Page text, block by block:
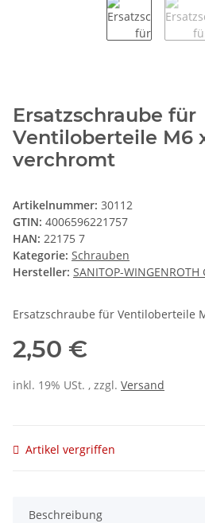
Ersatzschraube für
Ventiloberteile M6
verchromt
Artikelnummer: 30112
GTIN: 4006596221757
HAN: 22175 7
Kategorie: Schrauben
Hersteller: SANITOP-
Ersatzschraube für Ventiloberteile
2,50 €
inkl. 19% USt. , zzgl. Versand
Artikel vergriffen
Beschreibung